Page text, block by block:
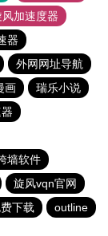
风加速度器
器
外网网址导航
画
瑞乐小说
墙软件
旋风vqn官网
下载
outline